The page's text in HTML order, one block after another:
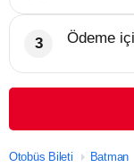
Ödeme
Otobüs Bileti Batman